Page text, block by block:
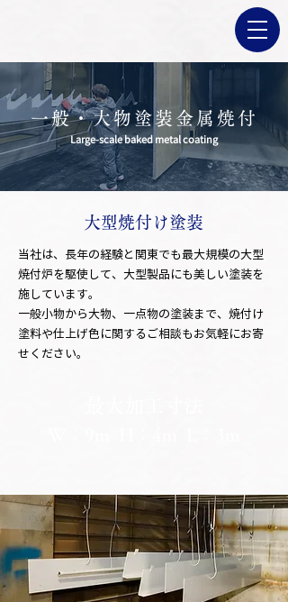
一般・大物塗装金属焼付
Large-scale baked metal coating
大型焼付け塗装
当社は、長年の経験と関東でも最大規模の大型
焼付炉を駆使して、大型製品にも美しい塗装を
施しています。
一般小物から大物、一点物の塗装まで、焼付け
塗料や仕上げ色に関するご相談もお気軽にお寄
せください。